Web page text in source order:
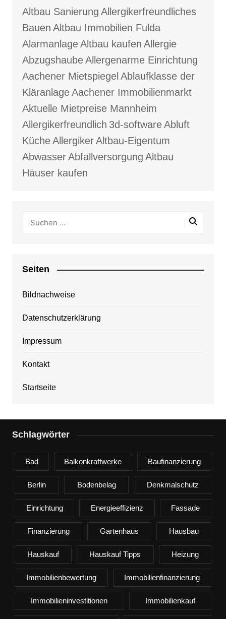
Altbau Sanierung Allergikerfreundliches
Bauen Altbau Immobilien Fulda
AlarmanlageAltbau kaufen Allergie
AbzugshaubeAllergenarme Einrichtung
Aachener Mietspiegel Ablaufklasse der
KläranlageAachener Immobilienmarkt
Aktuelle Mietpreise Mannheim
Allergikerfreundlich 3d-softwareAbluft
KücheAllergikerAltbau-Eigentum
AbwasserAbfallversorgung Altbau
Häuser kaufen
Seiten
Bildnachweise
Datenschutzerklärung
Impressum
Kontakt
Startseite
Schlagwörter
Bad Balkonkraftwerke Baufinanzierung
Berlin Bodenbelag Denkmalschutz
Einrichtung Energieeffizienz Fassade
Finanzierung Gartenhaus Hausbau
Hauskauf Hauskauf Tipps Heizung
Immobilienbewertung Immobilienfinanzierung
Immobilieninvestitionen Immobilienkauf